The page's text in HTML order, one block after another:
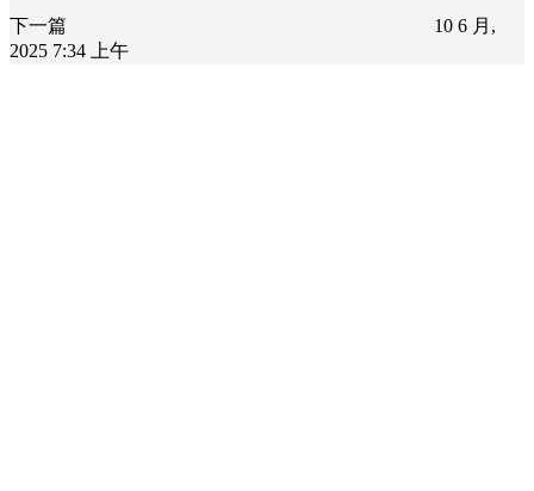
下一篇
10 6 月,
2025 7:34 上午